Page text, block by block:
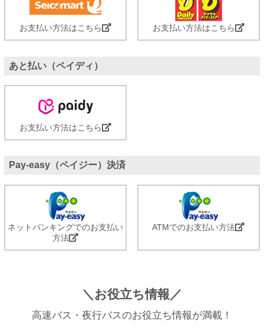
お支払い方法はこちら お支払い方法はこちら
あと払い（ペイディ）
お支払い方法はこちら
Pay-easy（ペイジー）決済
ネットバンキングでのお支払い
方法
ATMでのお支払い方法
＼お役立ち情報／
高速バス・夜行バスのお役立ち情報が満載！